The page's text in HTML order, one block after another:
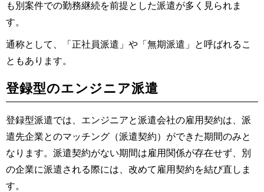
も別案件での勤務継続を前提とした派遣が多く見られま
す。
通称として、「正社員派遣」や「無期派遣」と呼ばれるこ
ともあります。
登録型のエンジニア派遣
登録型派遣では、エンジニアと派遣会社の雇用契約は、派
遣先企業とのマッチング（派遣契約）ができた期間のみと
なります。派遣契約がない期間は雇用関係が存在せず、別
の企業に派遣される際には、改めて雇用契約を結び直しま
す。